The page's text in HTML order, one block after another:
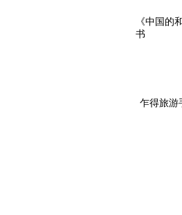
《中国的
书
乍得旅游